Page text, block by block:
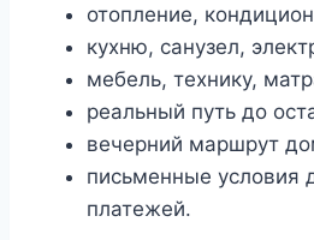
отопление,
кухню, санузел,
мебель, технику,
реальный путь до
вечерний маршрут
письменные условия
платежей.